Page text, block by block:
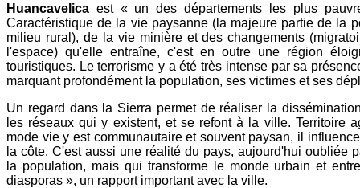
Huancavelica est « un des départements les plus
Caractéristique de la vie paysanne (la majeure partie de la
milieu rural), de la vie minière et des changements
l'espace) qu'elle entraîne, c'est en outre une région
touristiques. Le terrorisme y a été très intense par sa
marquant profondément la population, ses victimes et ses
Un regard dans la Sierra permet de réaliser la
les réseaux qui y existent, et se refont à la ville. Territoire
mode vie y est communautaire et souvent paysan, il
la côte. C'est aussi une réalité du pays, aujourd'hui oubliée
la population, mais qui transforme le monde urbain et
diasporas », un rapport important avec la ville.